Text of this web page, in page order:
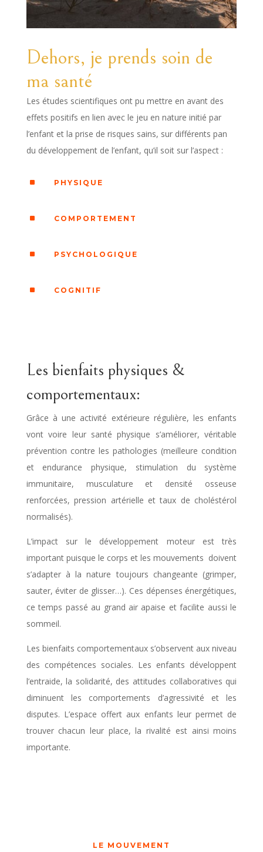
Dehors, je prends soin de
ma santé
Les études scientifiques ont pu mettre en avant des
effets positifs en lien avec le jeu en nature initié par
l’enfant et la prise de risques sains, sur différents pan
du développement de l’enfant, qu’il soit sur l’aspect :
^ PHYSIQUE
^ COMPORTEMENT
^ PSYCHOLOGIQUE
^ COGNITIF
Les bienfaits physiques &
comportementaux:
Grâce à une activité extérieure régulière, les enfants
vont voire leur santé physique s’améliorer, véritable
prévention contre les pathologies (meilleure condition
et endurance physique, stimulation du système
immunitaire, musculature et densité osseuse
renforcées, pression artérielle et taux de choléstérol
normalisés).
L’impact sur le développement moteur est très
important puisque le corps et les mouvements doivent
s’adapter à la nature toujours changeante (grimper,
sauter, éviter de glisser…). Ces dépenses énergétiques,
ce temps passé au grand air apaise et facilite aussi le
sommeil.
Les bienfaits comportementaux s’observent aux niveau
des compétences sociales. Les enfants développent
l’entraide, la solidarité, des attitudes collaboratives qui
diminuent les comportements d’agressivité et les
disputes. L’espace offert aux enfants leur permet de
trouver chacun leur place, la rivalité est ainsi moins
importante.
LE MOUVEMENT